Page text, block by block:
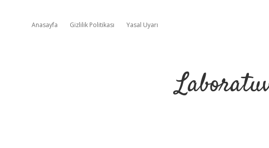
Anasayfa Gizlilik Politikası Yasal Uyarı